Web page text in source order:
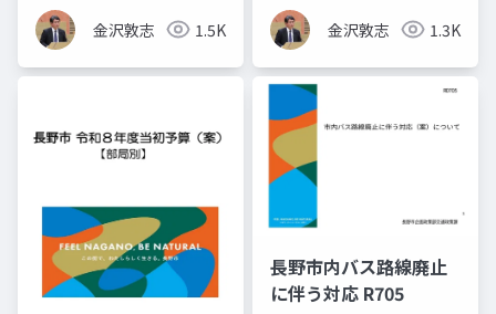
金沢敦志 1.5K 金沢敦志 1.3K
長野市内バス路線廃止
に伴う対応 R705